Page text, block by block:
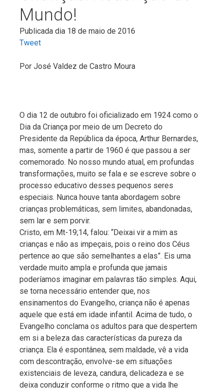
Mundo!
Publicada dia 18 de maio de 2016
Tweet
Por José Valdez de Castro Moura
O dia 12 de outubro foi oficializado em 1924 como o
Dia da Criança por meio de um Decreto do
Presidente da República da época, Arthur Bernardes,
mas, somente a partir de 1960 é que passou a ser
comemorado. No nosso mundo atual, em profundas
transformações, muito se fala e se escreve sobre o
processo educativo desses pequenos seres
especiais. Nunca houve tanta abordagem sobre
crianças problemáticas, sem limites, abandonadas,
sem lar e sem porvir.
Cristo, em Mt-19;14, falou: “Deixai vir a mim as
crianças e não as impeçais, pois o reino dos Céus
pertence ao que são semelhantes a elas”. Eis uma
verdade muito ampla e profunda que jamais
poderíamos imaginar em palavras tão simples. Aqui,
se torna necessário entender que, nos
ensinamentos do Evangelho, criança não é apenas
aquele que está em idade infantil. Acima de tudo, o
Evangelho conclama os adultos para que despertem
em si a beleza das características da pureza da
criança. Ela é espontânea, sem maldade, vê a vida
com descontração, envolve-se em situações
existenciais de leveza, candura, delicadeza e se
deixa conduzir conforme o ritmo que a vida lhe